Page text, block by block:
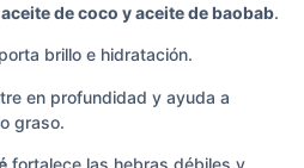
de coco y aceite de baobab.
brillo e hidratación.
en profundidad y ayuda a
graso.
fortalece las hebras débiles y